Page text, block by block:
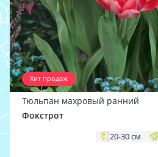
Хит продаж
Тюльпан махровый ранний
Фокстрот
20-30 см